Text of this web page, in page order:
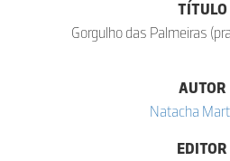
TÍTULO
Gorgulho das Palmeiras
AUTOR
Natacha
EDITOR